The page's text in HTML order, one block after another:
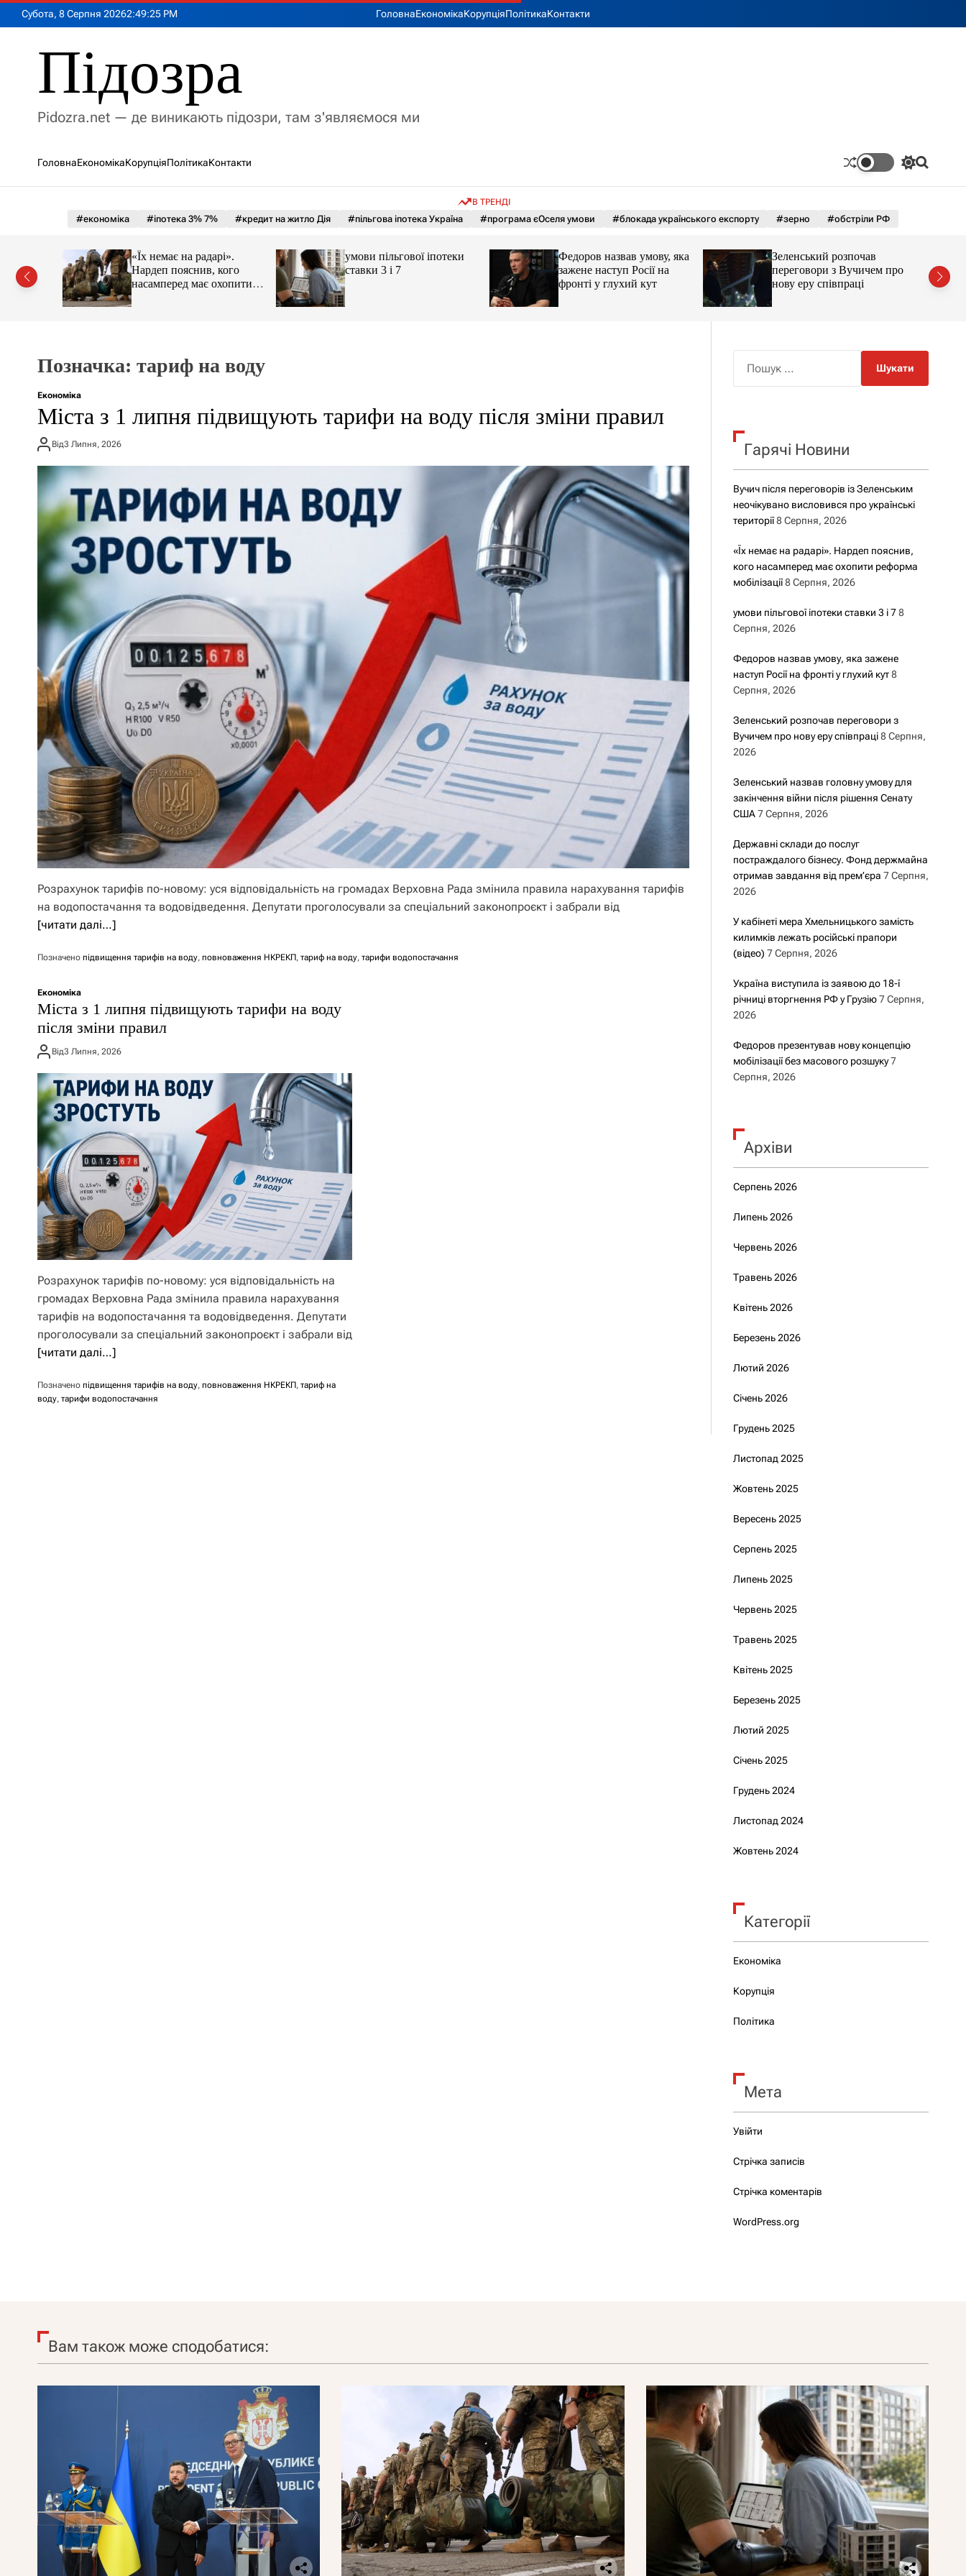
Субота, 8 Серпня 20262:49:27 PM ГоловнаЕкономікаКорупціяПолітикаКонтакти
Підозра
Pidozra.net — де виникають підозри, там з'являємося ми
ГоловнаЕкономікаКорупціяПолітикаКонтакти
П
м
к
о
в
о
г
у
П
В ТРЕНДІ
#економіка #іпотека 3% 7% #кредит на житло Дія #пільгова іпотека Україна #програма єОселя умови #блокада українського експорту #зерно #обстріли РФ
«Їх немає на радарі».
Нардеп пояснив, кого
насамперед має охопити
реформа мобілізації
умови пільгової іпотеки
ставки 3 і 7
Федоров назвав умову, яка
зажене наступ Росії на
фронті у глухий кут
Зеленський розпочав
переговори з Вучичем про
нову еру співпраці
Позначка: тариф на воду
Економіка
Міста з 1 липня підвищують тарифи на воду після зміни правил
Від3 Липня, 2026
Розрахунок тарифів по-новому: уся відповідальність на громадах Верховна Рада змінила правила нарахування тарифів
на водопостачання та водовідведення. Депутати проголосували за спеціальний законопроєкт і забрали від
[читати далі…]
Позначено підвищення тарифів на воду, повноваження НКРЕКП, тариф на воду, тарифи водопостачання
Економіка
Міста з 1 липня підвищують тарифи на воду
після зміни правил
Від3 Липня, 2026
Розрахунок тарифів по-новому: уся відповідальність на
громадах Верховна Рада змінила правила нарахування
тарифів на водопостачання та водовідведення. Депутати
проголосували за спеціальний законопроєкт і забрали від
[читати далі…]
Позначено підвищення тарифів на воду, повноваження НКРЕКП, тариф на
воду, тарифи водопостачання
к
Гарячі Новини
Вучич після переговорів із Зеленським
неочікувано висловився про українські
території 8 Серпня, 2026
«Їх немає на радарі». Нардеп пояснив,
кого насамперед має охопити реформа
мобілізації 8 Серпня, 2026
умови пільгової іпотеки ставки 3 і 7 8
Серпня, 2026
Федоров назвав умову, яка зажене
наступ Росії на фронті у глухий кут 8
Серпня, 2026
Зеленський розпочав переговори з
Вучичем про нову еру співпраці 8 Серпня,
2026
Зеленський назвав головну умову для
закінчення війни після рішення Сенату
США 7 Серпня, 2026
Державні склади до послуг
постраждалого бізнесу. Фонд держмайна
отримав завдання від прем’єра 7 Серпня,
2026
У кабінеті мера Хмельницького замість
килимків лежать російські прапори
(відео) 7 Серпня, 2026
Україна виступила із заявою до 18-ї
річниці вторгнення РФ у Грузію 7 Серпня,
2026
Федоров презентував нову концепцію
мобілізації без масового розшуку 7
Серпня, 2026
Архіви
Серпень 2026
Липень 2026
Червень 2026
Травень 2026
Квітень 2026
Березень 2026
Лютий 2026
Січень 2026
Грудень 2025
Листопад 2025
Жовтень 2025
Вересень 2025
Серпень 2025
Липень 2025
Червень 2025
Травень 2025
Квітень 2025
Березень 2025
Лютий 2025
Січень 2025
Грудень 2024
Листопад 2024
Жовтень 2024
Категорії
Економіка
Корупція
Політика
Мета
Увійти
Стрічка записів
Стрічка коментарів
WordPress.org
Вам також може сподобатися: